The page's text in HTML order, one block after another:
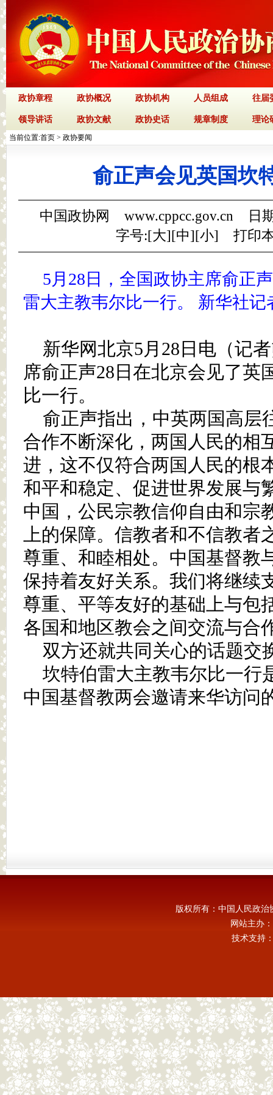
政协章程 政协概况 政协机构 人员组成 往届
领导讲话 政协文献 政协史话 规章制度 理论
当前位置:首页 > 政协要闻
俞正声会见英国坎
中国政协网 www.cppcc.gov.cn 日
字号:[大][中][小] 打印
5月28日，全国政协主席俞正
雷大主教韦尔比一行。 新华社记
新华网北京5月28日电（记
席俞正声28日在北京会见了英
比一行。
俞正声指出，中英两国高层
合作不断深化，两国人民的相
进，这不仅符合两国人民的根
和平和稳定、促进世界发展与
中国，公民宗教信仰自由和宗
上的保障。信教者和不信教者
尊重、和睦相处。中国基督教
保持着友好关系。我们将继续
尊重、平等友好的基础上与包
各国和地区教会之间交流与合
双方还就共同关心的话题交
坎特伯雷大主教韦尔比一行
中国基督教两会邀请来华访问
版权所有：中国人民政
网站主办
技术支持